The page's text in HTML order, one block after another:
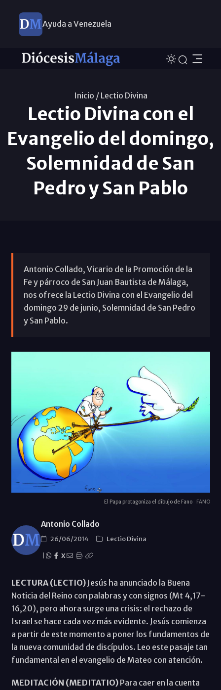
Ayuda a Venezuela
Inicio / Lectio Divina
Lectio Divina con el
Evangelio del domingo,
Solemnidad de San
Pedro y San Pablo
Antonio Collado, Vicario de la Promoción de la
Fe y párroco de San Juan Bautista de Málaga,
nos ofrece la Lectio Divina con el Evangelio del
domingo 29 de junio, Solemnidad de San Pedro
y San Pablo.
El Papa protagoniza el dibujo de Fano FANO
Antonio Collado
26/06/2014
Lectio Divina
X
LECTURA (LECTIO) Jesús ha anunciado la Buena
Noticia del Reino con palabras y con signos (Mt 4,17-
16,20), pero ahora surge una crisis: el rechazo de
Israel se hace cada vez más evidente. Jesús comienza
a partir de este momento a poner los fundamentos de
la nueva comunidad de discípulos. Leo este pasaje tan
fundamental en el evangelio de Mateo con atención.
MEDITACIÓN (MEDITATIO) Para caer en la cuenta